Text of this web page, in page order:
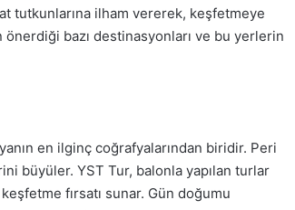
tutkunlarına ilham vererek, keşfetmeye
bazı destinasyonları ve bu yerlerin
en ilginç coğrafyalarından biridir. Peri
büyüler. YST Tur, balonla yapılan turlar
fırsatı sunar. Gün doğumu